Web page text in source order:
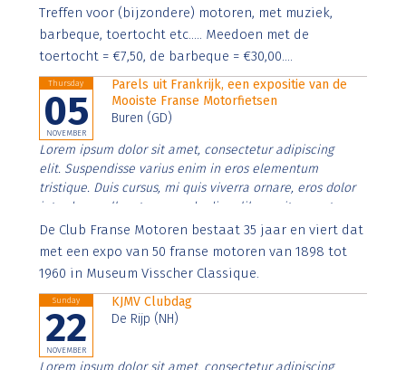
Aenean faucibus nibh et justo cursus id rutrum lorem
imperdiet. Nunc ut sem vitae risus tristique posuere.
Treffen voor (bijzondere) motoren, met muziek,
barbeque, toertocht etc..... Meedoen met de
toertocht = €7,50, de barbeque = €30,00....
Thursday
05
NOVEMBER
Parels uit Frankrijk, een expositie van de
Mooiste Franse Motorfietsen
Buren (GD)
Lorem ipsum dolor sit amet, consectetur adipiscing
elit. Suspendisse varius enim in eros elementum
tristique. Duis cursus, mi quis viverra ornare, eros dolor
interdum nulla, ut commodo diam libero vitae erat.
Aenean faucibus nibh et justo cursus id rutrum lorem
imperdiet. Nunc ut sem vitae risus tristique posuere.
De Club Franse Motoren bestaat 35 jaar en viert dat
met een expo van 50 franse motoren van 1898 tot
1960 in Museum Visscher Classique.
Sunday
22
NOVEMBER
KJMV Clubdag
De Rijp (NH)
Lorem ipsum dolor sit amet, consectetur adipiscing